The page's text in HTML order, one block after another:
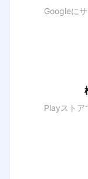
Googleに
Playストア